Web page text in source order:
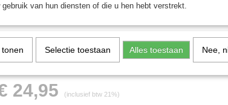
Birthday Cake - Breinbreker
Birthday Cake
24,95 (inclusief btw 21%)
van hun diensten of die u hen hebt verstrekt.
Selectie toestaan Alles toestaan Nee,